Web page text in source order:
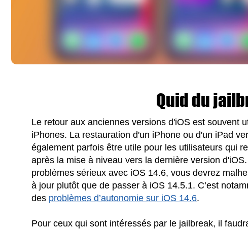
Quid du
Le retour aux anciennes versions d'iOS est souvent
iPhones. La restauration d'un iPhone ou d'un iPad
également parfois être utile pour les utilisateurs qui
après la mise à niveau vers la dernière version
problèmes sérieux avec iOS 14.6, vous devrez
à jour plutôt que de passer à iOS 14.5.1. C’est
des problèmes d’autonomie sur iOS 14.6.
Pour ceux qui sont intéressés par le jailbreak, il